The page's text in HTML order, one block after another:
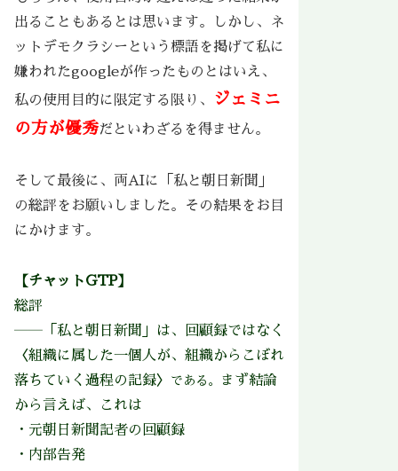
出ることもあるとは思います。しかし、ネ
ットデモクラシーという標語を掲げて私に
嫌われたgoogleが作ったものとはいえ、
私の使用目的に限定する限り、
ジェミニ
の方が優秀だといわざるを得ません。
そして最後に、両AIに「私と朝日新聞」
の総評をお願いしました。その結果をお目
にかけます。
【チャットGTP】
総評
――「私と朝日新聞」は、回顧録ではなく
〈組織に属した一個人が、組織からこぼれ
落ちていく過程の記録〉
である。
まず結論
から言えば、これは
・元朝日新聞記者の回顧録
・内部告発